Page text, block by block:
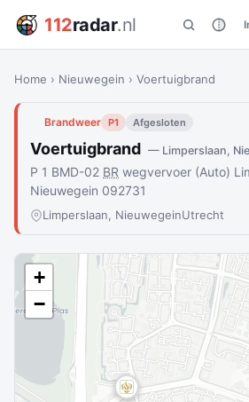
112radar.nl
Home › Nieuwegein › Voertuigbrand
Brandweer P1 Afgesloten
Voertuigbrand — Limperslaan,
P 1 BMD-02 BR wegvervoer (Auto)
Nieuwegein 092731
Limperslaan, NieuwegeinUtrecht
+
−